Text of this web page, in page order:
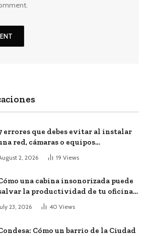
errores que debes evitar al instalar
red, cámaras o equipos
tecnológicos en una empresa
2, 2026 19 Views
una cabina insonorizada puede
la productividad de tu oficina
23, 2026 40 Views
Cómo un barrio de la Ciudad